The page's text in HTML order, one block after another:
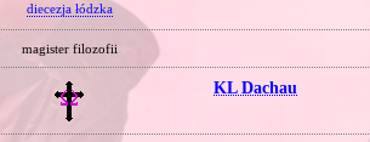
diecezja łódzka
magister filozofii
KL Dachau